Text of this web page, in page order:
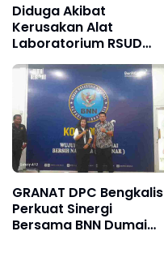
Diduga Akibat
Kerusakan Alat
Laboratorium RSUD
Mandau, Keluarga
Pasien Terpaksa Bawa
Pulang Anak Usai
Operasi di RS Thursina,
Meski Membutuhkan
Transfusi Darah
GRANAT DPC Bengkalis
Perkuat Sinergi
Bersama BNN Dumai